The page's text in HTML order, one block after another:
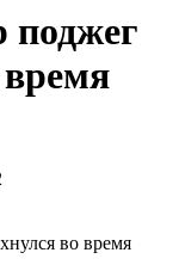
поджег
время